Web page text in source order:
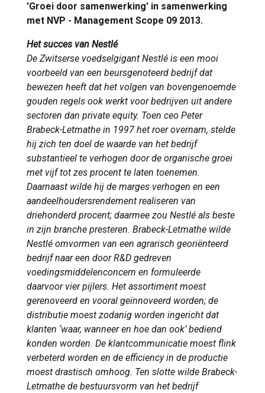
'Groei door samenwerking' in samenwerking
met NVP - Management Scope 09 2013.
Het succes van Nestlé
De Zwitserse voedselgigant Nestlé is een mooi
voorbeeld van een beursgenoteerd bedrijf dat
bewezen heeft dat het volgen van bovengenoemde
gouden regels ook werkt voor bedrijven uit andere
sectoren dan private equity. Toen ceo Peter
Brabeck-Letmathe in 1997 het roer overnam, stelde
hij zich ten doel de waarde van het bedrijf
substantieel te verhogen door de organische groei
met vijf tot zes procent te laten toenemen.
Daarnaast wilde hij de marges verhogen en een
aandeelhoudersrendement realiseren van
driehonderd procent; daarmee zou Nestlé als beste
in zijn branche presteren. Brabeck-Letmathe wilde
Nestlé omvormen van een agrarisch georiënteerd
bedrijf naar een door R&D gedreven
voedingsmiddelenconcern en formuleerde
daarvoor vier pijlers. Het assortiment moest
gerenoveerd en vooral geïnnoveerd worden; de
distributie moest zodanig worden ingericht dat
klanten ‘waar, wanneer en hoe dan ook’ bediend
konden worden. De klantcommunicatie moest flink
verbeterd worden en de efficiency in de productie
moest drastisch omhoog. Ten slotte wilde Brabeck-
Letmathe de bestuursvorm van het bedrijf